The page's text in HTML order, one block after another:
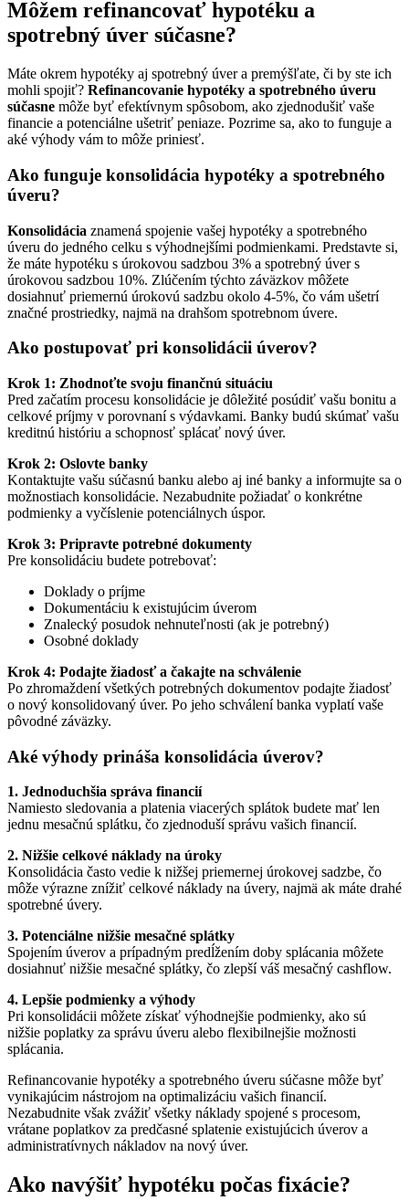
Môžem refinancovať hypotéku a
spotrebný úver súčasne?
Máte okrem hypotéky aj spotrebný úver a premýšľate, či by ste ich
mohli spojiť? Refinancovanie hypotéky a spotrebného úveru
súčasne môže byť efektívnym spôsobom, ako zjednodušiť vaše
financie a potenciálne ušetriť peniaze. Pozrime sa, ako to funguje a
aké výhody vám to môže priniesť.
Ako funguje konsolidácia hypotéky a spotrebného
úveru?
Konsolidácia znamená spojenie vašej hypotéky a spotrebného
úveru do jedného celku s výhodnejšími podmienkami. Predstavte si,
že máte hypotéku s úrokovou sadzbou 3% a spotrebný úver s
úrokovou sadzbou 10%. Zlúčením týchto záväzkov môžete
dosiahnuť priemernú úrokovú sadzbu okolo 4-5%, čo vám ušetrí
značné prostriedky, najmä na drahšom spotrebnom úvere.
Ako postupovať pri konsolidácii úverov?
Krok 1: Zhodnoťte svoju finančnú situáciu
Pred začatím procesu konsolidácie je dôležité posúdiť vašu bonitu a
celkové príjmy v porovnaní s výdavkami. Banky budú skúmať vašu
kreditnú históriu a schopnosť splácať nový úver.
Krok 2: Oslovte banky
Kontaktujte vašu súčasnú banku alebo aj iné banky a informujte sa o
možnostiach konsolidácie. Nezabudnite požiadať o konkrétne
podmienky a vyčíslenie potenciálnych úspor.
Krok 3: Pripravte potrebné dokumenty
Pre konsolidáciu budete potrebovať:
Doklady o príjme
Dokumentáciu k existujúcim úverom
Znalecký posudok nehnuteľnosti (ak je potrebný)
Osobné doklady
Krok 4: Podajte žiadosť a čakajte na schválenie
Po zhromaždení všetkých potrebných dokumentov podajte žiadosť
o nový konsolidovaný úver. Po jeho schválení banka vyplatí vaše
pôvodné záväzky.
Aké výhody prináša konsolidácia úverov?
1. Jednoduchšia správa financií
Namiesto sledovania a platenia viacerých splátok budete mať len
jednu mesačnú splátku, čo zjednoduší správu vašich financií.
2. Nižšie celkové náklady na úroky
Konsolidácia často vedie k nižšej priemernej úrokovej sadzbe, čo
môže výrazne znížiť celkové náklady na úvery, najmä ak máte drahé
spotrebné úvery.
3. Potenciálne nižšie mesačné splátky
Spojením úverov a prípadným predĺžením doby splácania môžete
dosiahnuť nižšie mesačné splátky, čo zlepší váš mesačný cashflow.
4. Lepšie podmienky a výhody
Pri konsolidácii môžete získať výhodnejšie podmienky, ako sú
nižšie poplatky za správu úveru alebo flexibilnejšie možnosti
splácania.
Refinancovanie hypotéky a spotrebného úveru súčasne môže byť
vynikajúcim nástrojom na optimalizáciu vašich financií.
Nezabudnite však zvážiť všetky náklady spojené s procesom,
vrátane poplatkov za predčasné splatenie existujúcich úverov a
administratívnych nákladov na nový úver.
Ako navýšiť hypotéku počas fixácie?